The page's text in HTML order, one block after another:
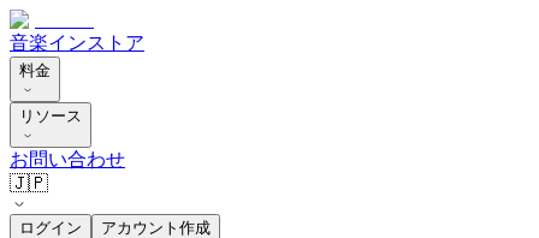
音楽インストア
料金
リソース
お問い合わせ
🇯🇵
ログイン アカウント作成